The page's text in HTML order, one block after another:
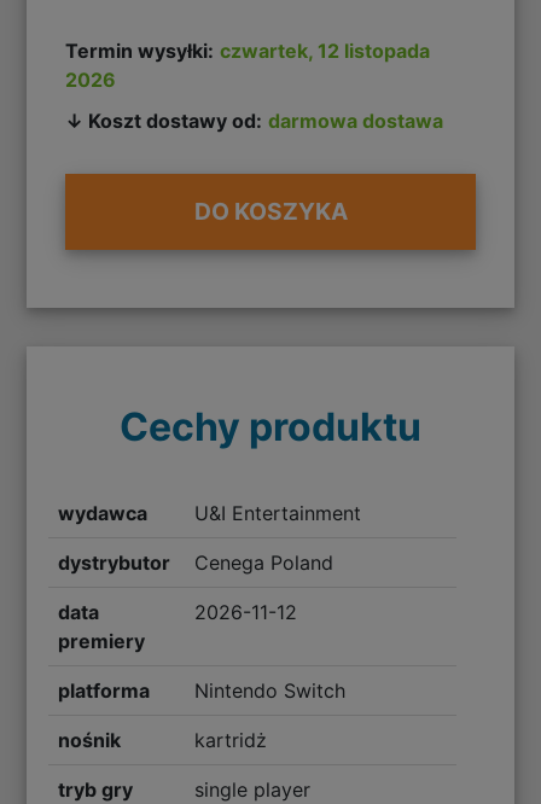
Termin wysyłki: czwartek, 12 listopada
2026
↓ Koszt dostawy od: darmowa dostawa
DO KOSZYKA
Cechy produktu
wydawca U&I Entertainment
dystrybutor Cenega Poland
data
premiery
2026-11-12
platforma Nintendo Switch
nośnik kartridż
tryb gry single player